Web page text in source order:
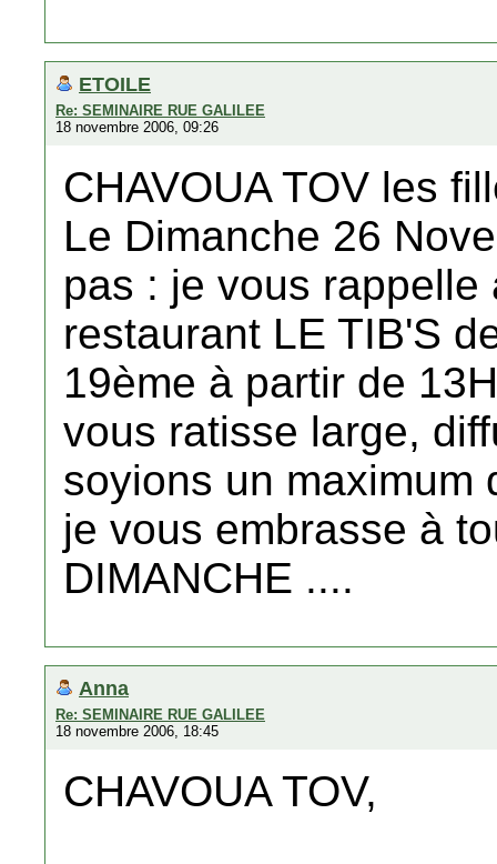
ETOILE
Re: SEMINAIRE RUE GALILEE
18 novembre 2006, 09:26
CHAVOUA TOV les
Le Dimanche 26
pas : je vous
restaurant LE TIB'S
19ème à partir de
vous ratisse large,
soyions un maximum
je vous embrasse à
DIMANCHE ....
Anna
Re: SEMINAIRE RUE GALILEE
18 novembre 2006, 18:45
CHAVOUA TOV,